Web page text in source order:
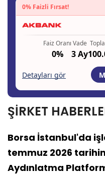
ŞİRKET
Borsa İstanbul'da
temmuz 2026
Aydınlatma